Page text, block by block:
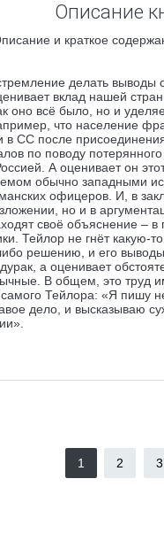
Описание
и краткое
делать выводы
вклад нашей
оно всё было, но и
что население
в СС после
по поводу
А оценивает он
обычно западными
офицеров. И, в
но и в
своё объяснение –
Тейлор не гнёт
решению, и его
а оценивает
В общем, это труд
Тейлора: «Я пишу
дело, и высказываю
1 2 3